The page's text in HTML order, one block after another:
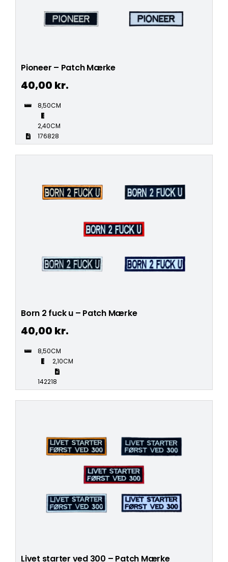
Pioneer – Patch Mærke
40,00 kr.
8,50CM
2,40CM
176828
Born 2 fuck u – Patch Mærke
40,00 kr.
8,50CM
2,10CM
142218
Livet starter ved 300 – Patch Mærke